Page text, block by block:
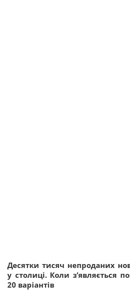
Десятки тисяч непроданих
у столиці. Коли з’являється
20 варіантів